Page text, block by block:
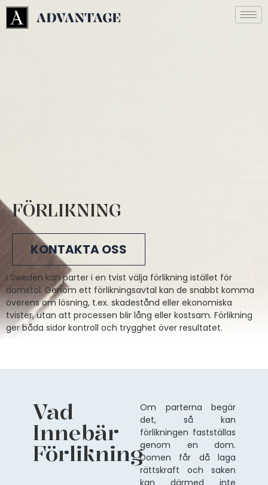
FÖRLIKNING
KONTAKTA OSS
I Sweden kan parter i en tvist välja förlikning istället för
domstol. Genom ett förlikningsavtal kan de snabbt komma
överens om lösning, t.ex. skadestånd eller ekonomiska
tvister, utan att processen blir lång eller kostsam. Förlikning
ger båda sidor kontroll och trygghet över resultatet.
Vad
Innebär
Förlikning
Om parterna begär
det, så kan
förlikningen fastställas
genom en dom.
Domen får då laga
rättskraft och saken
kan därmed inte